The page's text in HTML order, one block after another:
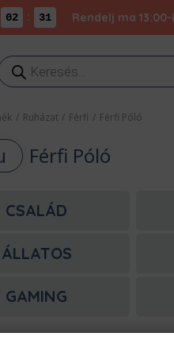
02 : 30 Rendelj ma
Products
/ Ruházat / Férfi / Férfi Póló
Férfi Póló
CSALÁD
ÁLLATOS
GAMING